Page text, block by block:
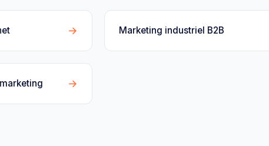
→ Marketing industriel B2B
→